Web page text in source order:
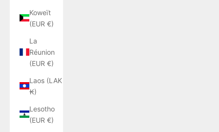
Koweït
(EUR €)
La
Réunion
(EUR €)
Laos (LAK
₭)
Lesotho
(EUR €)